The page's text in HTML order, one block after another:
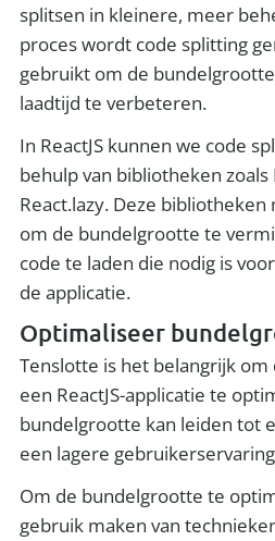
splitsen in kleinere, meer
proces wordt code splitting
gebruikt om de
laadtijd te verbeteren.
In ReactJS kunnen we code
behulp van bibliotheken zoals
React.lazy. Deze
om de bundelgrootte te
code te laden die nodig is
de applicatie.
Optimaliseer
Tenslotte is het belangrijk
een ReactJS-applicatie te
bundelgrootte kan leiden tot
een lagere
Om de bundelgrootte te
gebruik maken van